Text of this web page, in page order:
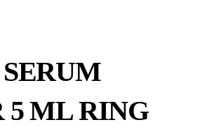
5 ML RING